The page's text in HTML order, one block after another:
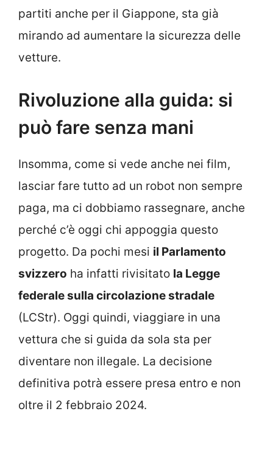
partiti anche per il Giappone, sta già
mirando ad aumentare la sicurezza delle
vetture.
Rivoluzione alla guida: si
può fare senza mani
Insomma, come si vede anche nei film,
lasciar fare tutto ad un robot non sempre
paga, ma ci dobbiamo rassegnare, anche
perché c’è oggi chi appoggia questo
progetto. Da pochi mesi il Parlamento
svizzero ha infatti rivisitato la Legge
federale sulla circolazione stradale
(LCStr). Oggi quindi, viaggiare in una
vettura che si guida da sola sta per
diventare non illegale. La decisione
definitiva potrà essere presa entro e non
oltre il 2 febbraio 2024.